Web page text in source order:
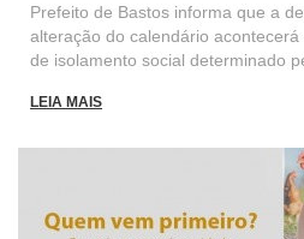
Prefeito de Bastos informa que a
alteração do calendário
de isolamento social determinado
LEIA MAIS